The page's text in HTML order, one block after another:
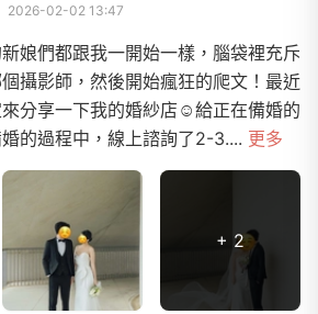
2026-02-02 13:47
娘們都跟我一開始一樣，腦袋裡充斥
攝影師，然後開始瘋狂的爬文！最近
分享一下我的婚紗店☺️給正在備婚的
的過程中，線上諮詢了2-3.... 更多
+ 2